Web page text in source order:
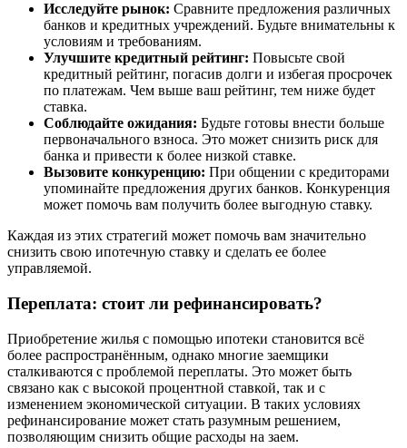
Исследуйте рынок: Сравните предложения различных
банков и кредитных учреждений. Будьте внимательны к
условиям и требованиям.
Улучшите кредитный рейтинг: Повысьте свой
кредитный рейтинг, погасив долги и избегая просрочек
по платежам. Чем выше ваш рейтинг, тем ниже будет
ставка.
Соблюдайте ожидания: Будьте готовы внести больше
первоначального взноса. Это может снизить риск для
банка и привести к более низкой ставке.
Вызовите конкуренцию: При общении с кредиторами
упоминайте предложения других банков. Конкуренция
может помочь вам получить более выгодную ставку.
Каждая из этих стратегий может помочь вам значительно
снизить свою ипотечную ставку и сделать ее более
управляемой.
Переплата: стоит ли рефинансировать?
Приобретение жилья с помощью ипотеки становится всё
более распространённым, однако многие заемщики
сталкиваются с проблемой переплаты. Это может быть
связано как с высокой процентной ставкой, так и с
изменением экономической ситуации. В таких условиях
рефинансирование может стать разумным решением,
позволяющим снизить общие расходы на заем.